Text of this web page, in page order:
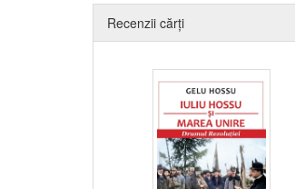
Recenzii cărți